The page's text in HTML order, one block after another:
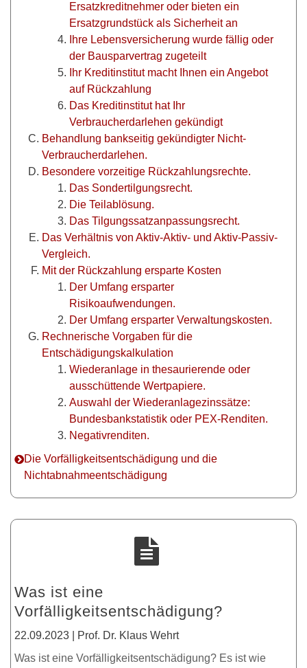
Ersatzkreditnehmer oder bieten ein
Ersatzgrundstück als Sicherheit an
Ihre Lebensversicherung wurde fällig oder
der Bausparvertrag zugeteilt
Ihr Kreditinstitut macht Ihnen ein Angebot
auf Rückzahlung
Das Kreditinstitut hat Ihr
Verbraucherdarlehen gekündigt
Behandlung bankseitig gekündigter Nicht-
Verbraucherdarlehen.
Besondere vorzeitige Rückzahlungsrechte.
Das Sondertilgungsrecht.
Die Teilablösung.
Das Tilgungssatzanpassungsrecht.
Das Verhältnis von Aktiv-Aktiv- und Aktiv-Passiv-
Vergleich.
Mit der Rückzahlung ersparte Kosten
Der Umfang ersparter
Risikoaufwendungen.
Der Umfang ersparter Verwaltungskosten.
Rechnerische Vorgaben für die
Entschädigungskalkulation
Wiederanlage in thesaurierende oder
ausschüttende Wertpapiere.
Auswahl der Wiederanlagezinssätze:
Bundesbankstatistik oder PEX-Renditen.
Negativrenditen.
Die Vorfälligkeitsentschädigung und die
Nichtabnahmeentschädigung
Was ist eine
Vorfälligkeitsentschädigung?
22.09.2023 | Prof. Dr. Klaus Wehrt
Was ist eine Vorfälligkeitsentschädigung? Es ist wie